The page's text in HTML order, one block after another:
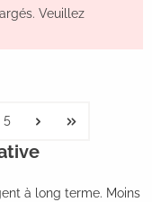
Veuillez
5
à long terme. Moins